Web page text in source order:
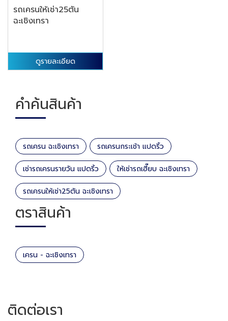
รถเครนให้เช่า25ตัน
ฉะเชิงเทรา
ดูรายละเอียด
คำค้นสินค้า
รถเครน ฉะเชิงเทรา รถเครนกระเช้า แปดริ้ว
เช่ารถเครนรายวัน แปดริ้ว ให้เช่ารถเฮี๊ยบ ฉะเชิงเทรา
รถเครนให้เช่า25ตัน ฉะเชิงเทรา
ตราสินค้า
เครน - ฉะเชิงเทรา
ติดต่อเรา